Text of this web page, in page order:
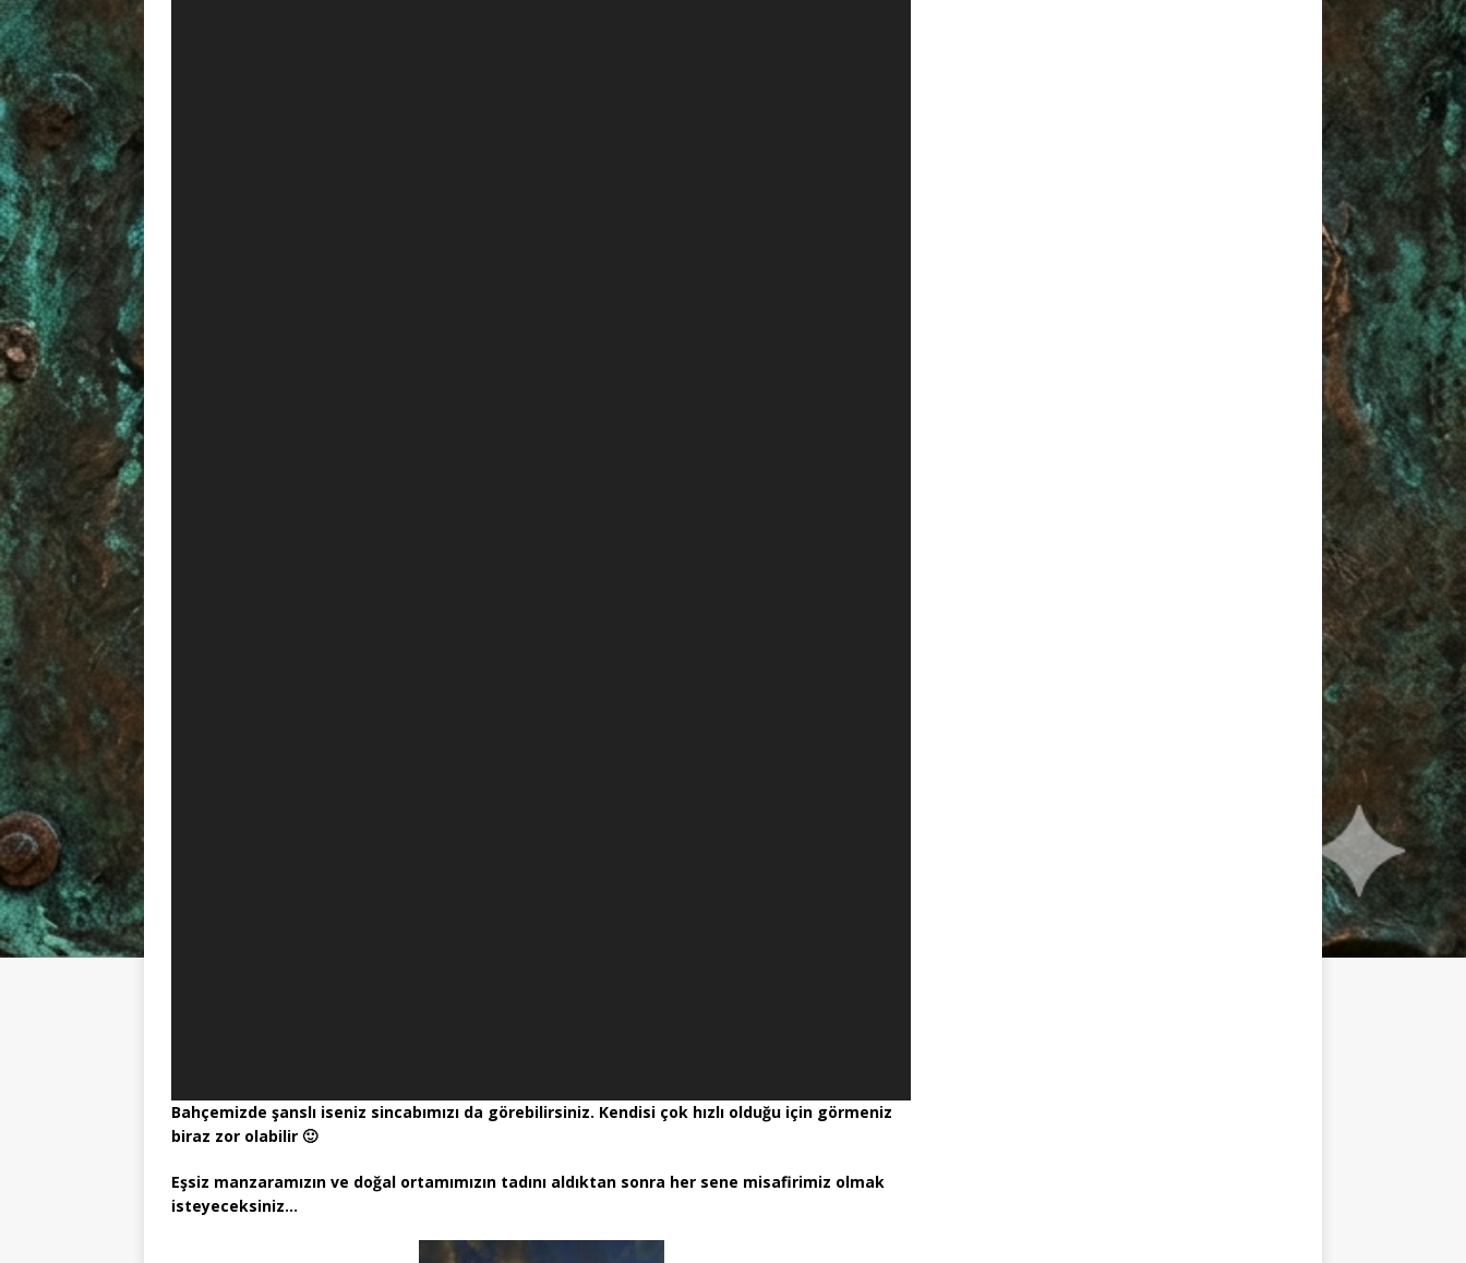
Bahçemizde şanslı iseniz sincabımızı da görebilirsiniz. Kendisi çok hızlı olduğu için görmeniz
biraz zor olabilir 🙂
Eşsiz manzaramızın ve doğal ortamımızın tadını aldıktan sonra her sene misafirimiz olmak
isteyeceksiniz…